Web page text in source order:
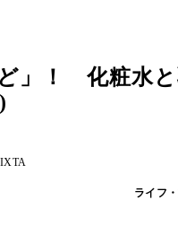
ど」！ 化粧水
ライフ